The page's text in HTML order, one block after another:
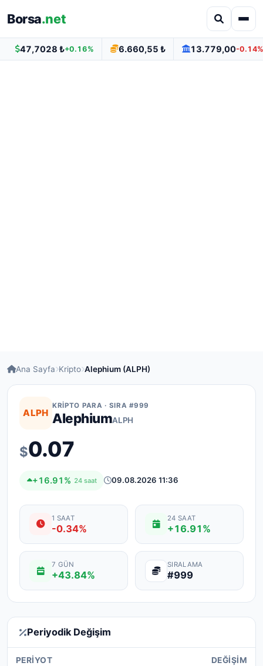
Borsa.net
47,7028 ₺+0.16% 6.660,55 ₺ 13.779,00-0.14%
Ana Sayfa Kripto Alephium (ALPH)
ALPH
KRIPTO PARA · SIRA #999
AlephiumALPH
$0.07
+16.91% 24 saat 09.08.2026 11:36
1 SAAT
-0.34%
24 SAAT
+16.91%
7 GÜN
+43.84%
SIRALAMA
#999
Periyodik Değişim
PERIYOT DEĞIŞIM